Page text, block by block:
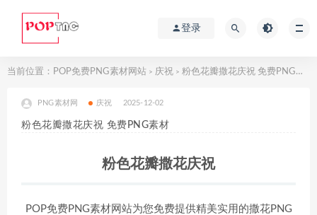
登录
当前位置： POP免费PNG素材网站 > 庆祝 > 粉色花瓣撒花庆祝 免费PNG素材
PNG素材网 庆祝 2025-12-02
粉色花瓣撒花庆祝 免费PNG素材
粉色花瓣撒花庆祝
POP免费PNG素材网站为您免费提供精美实用的撒花PNG